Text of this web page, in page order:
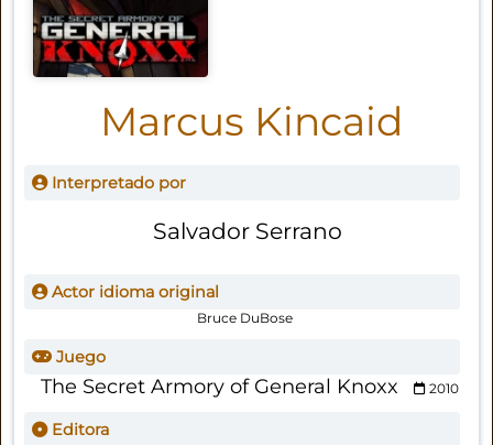
Marcus Kincaid
Interpretado por
Salvador Serrano
Actor idioma original
Bruce DuBose
Juego
The Secret Armory of General Knoxx 2010
Editora